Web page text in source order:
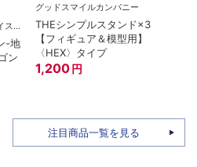
BANDAI SPIRITS(バンダイスピリッツ)
-地
ン
グッドスマイルカンパニー
THEシンプルスタンド×3
【フィギュア＆模型用】
〈HEX〉タイプ
1,200 円
注目商品一覧を見る